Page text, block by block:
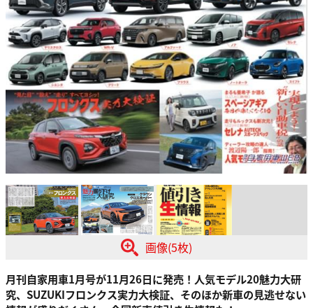
画像(5枚)
月刊自家用車1月号が11月26日に発売！人気モデル20魅力大研
究、SUZUKIフロンクス実力大検証、そのほか新車の見逃せない